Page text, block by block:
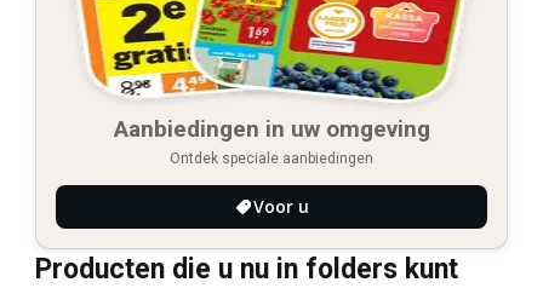
Aanbiedingen in uw omgeving
Ontdek speciale aanbiedingen
Voor u
Producten die u nu in folders kunt